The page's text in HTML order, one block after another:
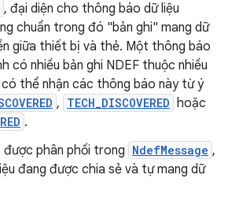
, đại diện cho thông báo dữ liệu
chuẩn trong đó "bản ghi" mang dữ
giữa thiết bị và thẻ. Một thông báo
có nhiều bản ghi NDEF thuộc nhiều
có thể nhận các thông báo này từ ý
, TECH_DISCOVERED hoặc
.
được phân phối trong NdefMessage ,
đang được chia sẻ và tự mang dữ